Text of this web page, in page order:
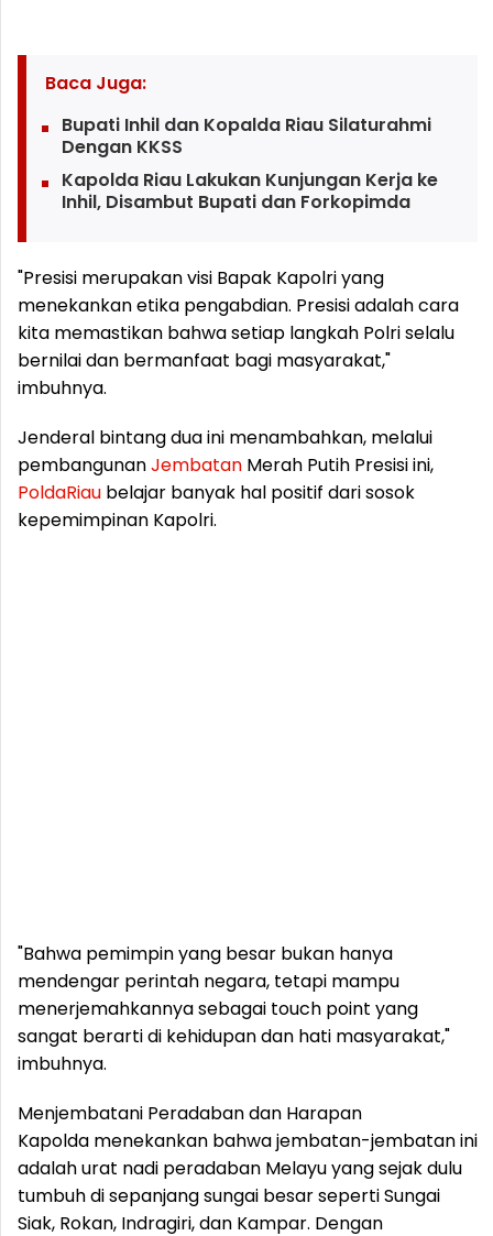
Baca Juga:
Bupati Inhil dan Kopalda Riau Silaturahmi
Dengan KKSS
Kapolda Riau Lakukan Kunjungan Kerja ke
Inhil, Disambut Bupati dan Forkopimda
"Presisi merupakan visi Bapak Kapolri yang
menekankan etika pengabdian. Presisi adalah cara
kita memastikan bahwa setiap langkah Polri selalu
bernilai dan bermanfaat bagi masyarakat,"
imbuhnya.
Jenderal bintang dua ini menambahkan, melalui
pembangunanJembatan Merah Putih Presisi ini,
PoldaRiau belajar banyak hal positif dari sosok
kepemimpinan Kapolri.
"Bahwa pemimpin yang besar bukan hanya
mendengar perintah negara, tetapi mampu
menerjemahkannya sebagai touch point yang
sangat berarti di kehidupan dan hati masyarakat,"
imbuhnya.
Menjembatani Peradaban dan Harapan
Kapolda menekankan bahwa jembatan-jembatan ini
adalah urat nadi peradaban Melayu yang sejak dulu
tumbuh di sepanjang sungai besar seperti Sungai
Siak, Rokan, Indragiri, dan Kampar. Dengan